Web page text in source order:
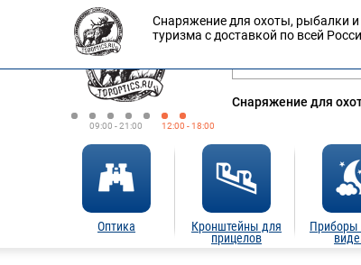
09:00 - 21:00 12:00 - 18:00
Оплата Доставка
Снаряжение для
Оптика
Кронштейны для
прицелов
Приборы
Снаряжение для охоты, рыбалки и
туризма с доставкой по всей